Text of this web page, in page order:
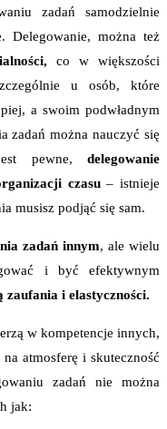
zadań samodzielnie
Delegowanie, można też
co w większości
u osób, które
a swoim podwładnym
zadań można nauczyć się
pewne, delegowanie
czasu– istnieje
musisz podjąć się sam.
zadań innym, ale wielu
i być efektywnym
zaufania i elastyczności.
w kompetencje innych,
atmosferę i skuteczność
zadań nie można
jak: